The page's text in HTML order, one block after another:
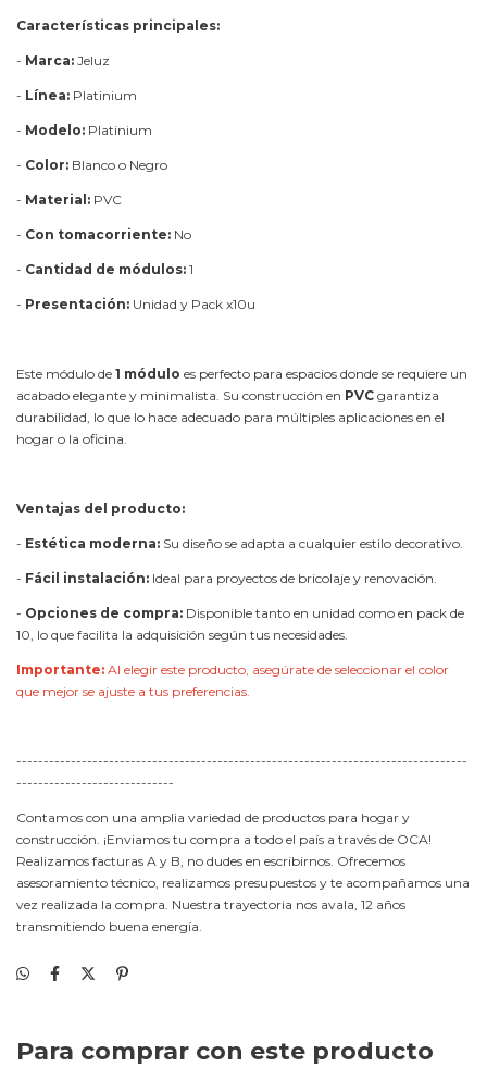
Características principales:
- Marca: Jeluz
- Línea: Platinium
- Modelo: Platinium
- Color: Blanco o Negro
- Material: PVC
- Con tomacorriente: No
- Cantidad de módulos: 1
- Presentación: Unidad y Pack x10u
Este módulo de 1 módulo es perfecto para espacios donde se requiere un
acabado elegante y minimalista. Su construcción en PVC garantiza
durabilidad, lo que lo hace adecuado para múltiples aplicaciones en el
hogar o la oficina.
Ventajas del producto:
- Estética moderna: Su diseño se adapta a cualquier estilo decorativo.
- Fácil instalación: Ideal para proyectos de bricolaje y renovación.
- Opciones de compra: Disponible tanto en unidad como en pack de
10, lo que facilita la adquisición según tus necesidades.
Importante: Al elegir este producto, asegúrate de seleccionar el color
que mejor se ajuste a tus preferencias.
-----------------------------------------------------------------------------------
-----------------------------
Contamos con una amplia variedad de productos para hogar y
construcción. ¡Enviamos tu compra a todo el país a través de OCA!
Realizamos facturas A y B, no dudes en escribirnos. Ofrecemos
asesoramiento técnico, realizamos presupuestos y te acompañamos una
vez realizada la compra. Nuestra trayectoria nos avala, 12 años
transmitiendo buena energía.
Para comprar con este producto